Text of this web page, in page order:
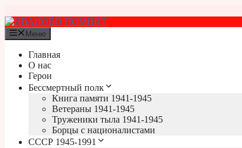
к
содержимому
Меню
Главная
О нас
Герои
Бессмертный полк
Книга памяти 1941-1945
Ветераны 1941-1945
Труженики тыла 1941-1945
Борцы с националистами
СССР 1945-1991